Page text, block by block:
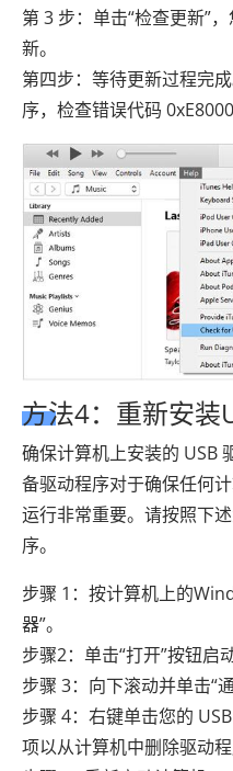
第 3 步：单击“检查更新”
新。
第四步：等待更新过程完
序，检查错误代码
方法4：重新安装
确保计算机上安装的 USB
备驱动程序对于确保任何
运行非常重要。请按照下
序。
步骤 1：按计算机上的
器”。
步骤2：单击“打开”按钮启
步骤 3：向下滚动并单击“
步骤 4：右键单击您的
项以从计算机中删除驱动程